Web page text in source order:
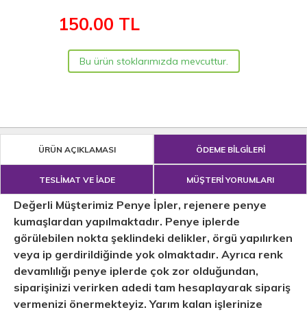
150.00 TL
Bu ürün stoklarımızda mevcuttur.
ÜRÜN AÇIKLAMASI ÖDEME BİLGİLERİ
TESLİMAT VE İADE MÜŞTERİ YORUMLARI
Değerli Müşterimiz Penye İpler, rejenere penye
kumaşlardan yapılmaktadır. Penye iplerde
görülebilen nokta şeklindeki delikler, örgü yapılırken
veya ip gerdirildiğinde yok olmaktadır. Ayrıca renk
devamlılığı penye iplerde çok zor olduğundan,
siparişinizi verirken adedi tam hesaplayarak sipariş
vermenizi önermekteyiz. Yarım kalan işlerinize